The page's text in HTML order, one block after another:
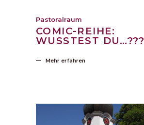
Pastoralraum
COMIC-REIHE:
WUSSTEST DU…???
Mehr erfahren